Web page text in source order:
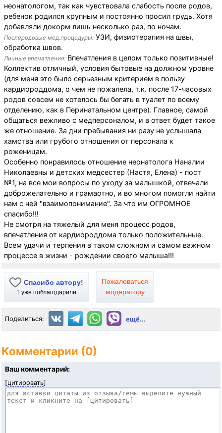
неонатологом, так как чувствовала слабость после родов,
ребенок родился крупным и постоянно просил грудь. Хотя
добавляли докорм лишь несколько раз, по ночам.
Послеродовые мед.процедуры: УЗИ, физиотерапия на швы,
обработка швов.
Личные впечатления: Впечатления в целом только позитивные!
Коллектив отличный, условия бытовые на должном уровне
(для меня это было серьезным критерием в пользу
кардиороддома, о чем не пожалела, т.к. после 17-часовых
родов совсем не хотелось бы бегать в туалет по всему
отделению, как в Перинатальном центре). Главное, самой
общаться вежливо с медперсоналом, и в ответ будет такое
же отношение. За дни пребывания ни разу не услышала
хамства или грубого отношения от персонала к
роженицам.
Особенно понравилось отношение неонатолога Наналии
Николаевны и детских медсестер (Настя, Елена) - пост
№1, на все мои вопросы по уходу за малышкой, отвечали
доброжелательно и грамаотно, и во многом помогли найти
нам с ней "взаимопонимание". За что им ОГРОМНОЕ
спасибо!!!
Не смотря на тяжелый для меня процесс родов,
впечатления от кардиороддома только положительные.
Всем удачи и терпения в таком сложном и самом важном
процессе в жизни - рождении своего малыша!!!
Спасибо автору!
1 уже поблагодарили
Пожаловаться
модератору
Поделиться: ещё...
Комментарии (0)
Ваш комментарий:
[цитировать]